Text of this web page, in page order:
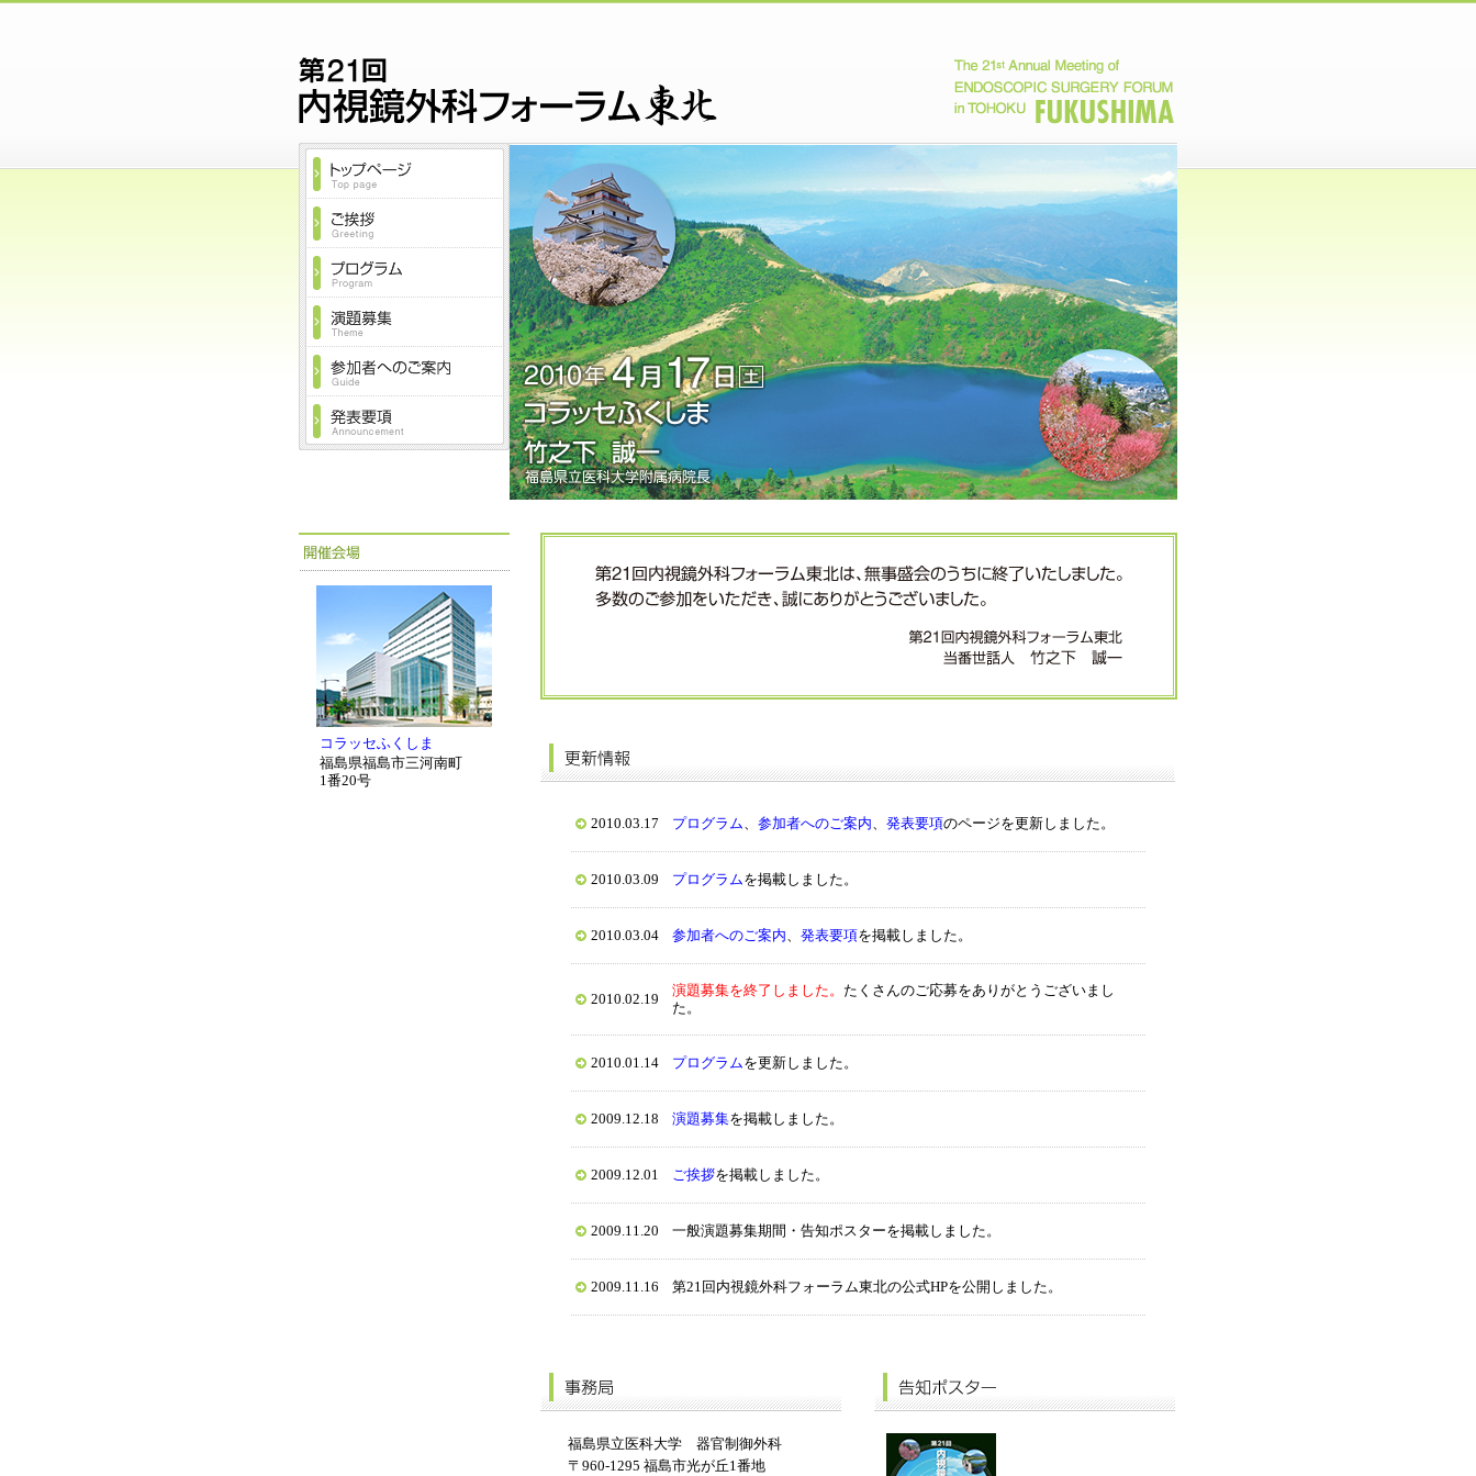
コラッセふくしま
福島県福島市三河南町
1番20号
2010.03.17 プログラム、 参加者へのご案内、 発表要項のページを更新しました。
2010.03.09 プログラムを掲載しました。
2010.03.04 参加者へのご案内、 発表要項を掲載しました。
2010.02.19
演題募集を終了しました。 たくさんのご応募をありがとうございまし
た。
2010.01.14 プログラムを更新しました。
2009.12.18 演題募集を掲載しました。
2009.12.01 ご挨拶を掲載しました。
2009.11.20 一般演題募集期間・告知ポスターを掲載しました。
2009.11.16 第21回内視鏡外科フォーラム東北の公式HPを公開しました。
福島県立医科大学 器官制御外科
〒960-1295 福島市光が丘1番地